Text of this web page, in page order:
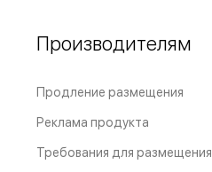
Производителям
Продление размещения
Реклама продукта
Требования для размещения